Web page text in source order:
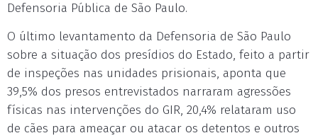
Defensoria Pública de São Paulo.
O último levantamento da Defensoria de São Paulo
sobre a situação dos presídios do Estado, feito a partir
de inspeções nas unidades prisionais, aponta que
39,5% dos presos entrevistados narraram agressões
físicas nas intervenções do GIR, 20,4% relataram uso
de cães para ameaçar ou atacar os detentos e outros